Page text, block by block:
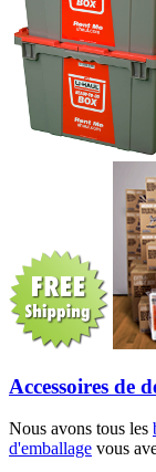
Accessoires de
Nous avons tous les
d'emballage vous